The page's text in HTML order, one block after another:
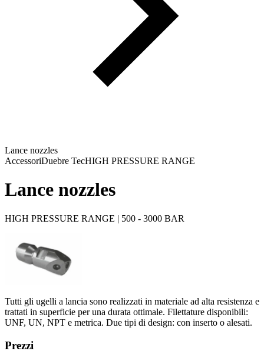
Lance nozzles
AccessoriDuebre TecHIGH PRESSURE RANGE
Lance nozzles
HIGH PRESSURE RANGE | 500 - 3000 BAR
Tutti gli ugelli a lancia sono realizzati in materiale ad alta resistenza e
trattati in superficie per una durata ottimale. Filettature disponibili:
UNF, UN, NPT e metrica. Due tipi di design: con inserto o alesati.
Prezzi